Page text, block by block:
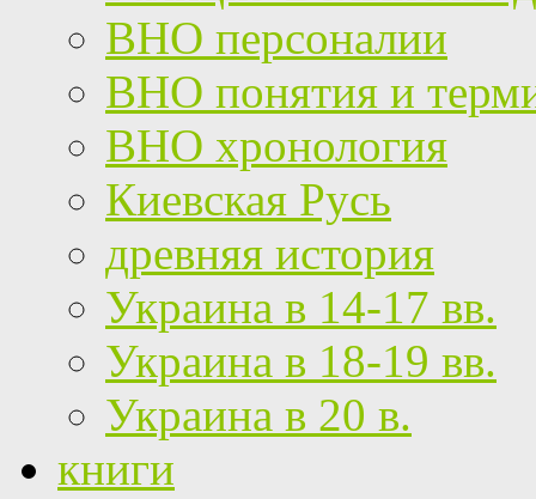
ВНО персоналии
ВНО понятия и
ВНО хронология
Киевская Русь
древняя история
Украина в 14-17 вв.
Украина в 18-19 вв.
Украина в 20 в.
книги